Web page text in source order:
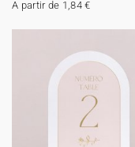
A partir de 1,84 €